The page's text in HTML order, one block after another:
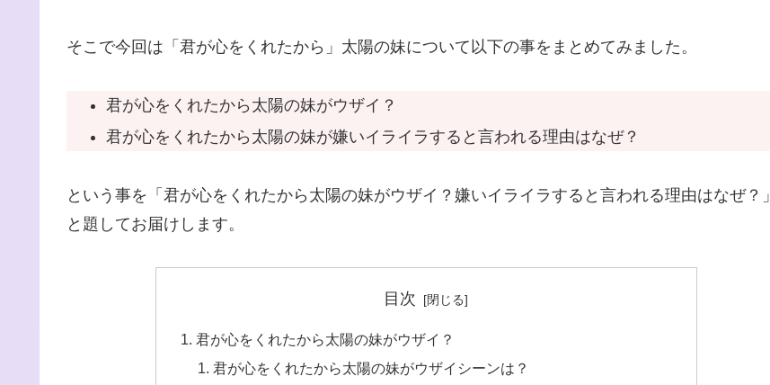
そこで今回は「君が心をくれたから」太陽の妹について以下の事をまとめてみました。
君が心をくれたから太陽の妹がウザイ？
君が心をくれたから太陽の妹が嫌いイライラすると言われる理由はなぜ？
という事を「君が心をくれたから太陽の妹がウザイ？嫌いイライラすると言われる理由はなぜ？」
と題してお届けします。
目次
君が心をくれたから太陽の妹がウザイ？
君が心をくれたから太陽の妹がウザイシーンは？